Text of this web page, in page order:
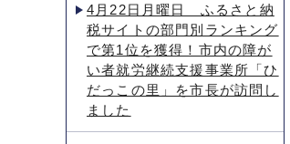
4月22日月曜日 ふるさと納
税サイトの部門別ランキング
で第1位を獲得！市内の障が
い者就労継続支援事業所「ひ
だっこの里」を市長が訪問し
ました